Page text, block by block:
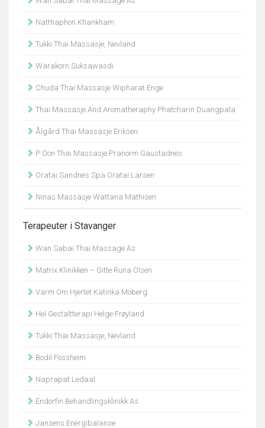
Natthaphon Khankham
Tukki Thai Massasje, Nevland
Warakorn Suksawasdi
Chuda Thai Massasje Wipharat Enge
Thai Massasje And Aromatheraphy Phatcharin Duangpala
Ålgård Thai Massasje Eriksen
P Oon Thai Massasje Pranorm Gaustadnes
Oratai Sandnes Spa Oratai Larsen
Ninas Massasje Wattana Mathisen
Terapeuter i Stavanger
Wan Sabai Thai Massage As
Matrix Klinikken – Gitte Runa Olsen
Varm Om Hjertet Katinka Moberg
Hel Gestaltterapi Helge Frøyland
Tukki Thai Massasje, Nevland
Bodil Fossheim
Naprapat Ledaal
Endorfin Behandlingsklinikk As
Jansens Energibalanse